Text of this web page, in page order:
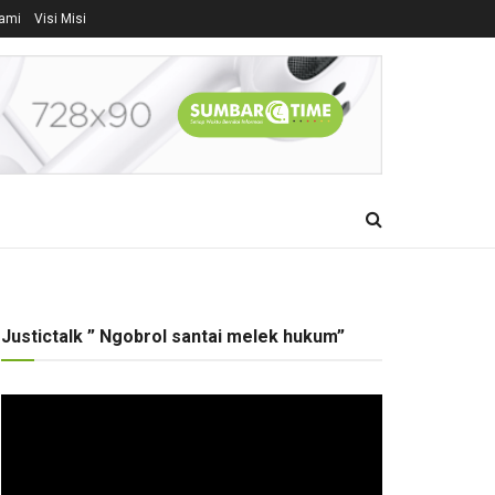
Visi Misi
Justictalk ” Ngobrol santai melek hukum”